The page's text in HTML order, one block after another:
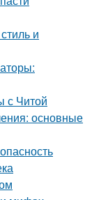
и
с Читой
основные